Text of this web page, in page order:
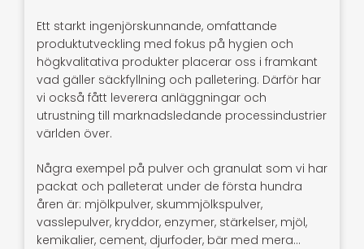
Ett starkt ingenjörskunnande, omfattande
produktutveckling med fokus på hygien och
högkvalitativa produkter placerar oss i framkant
vad gäller säckfyllning och palletering. Därför har
vi också fått leverera anläggningar och
utrustning till marknadsledande processindustrier
världen över.
Några exempel på pulver och granulat som vi har
packat och palleterat under de första hundra
åren är: mjölkpulver, skummjölkspulver,
vasslepulver, kryddor, enzymer, stärkelser, mjöl,
kemikalier, cement, djurfoder, bär med mera…